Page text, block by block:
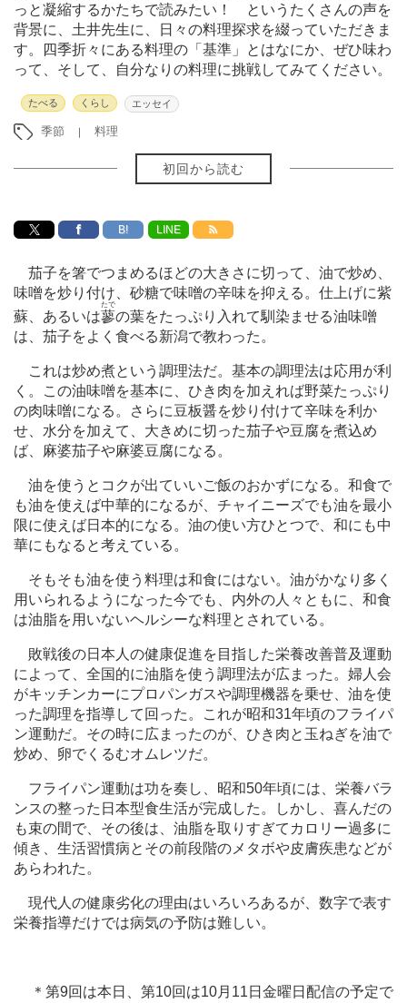
っと凝縮するかたちで読みたい！ というたくさんの声を
背景に、土井先生に、日々の料理探求を綴っていただきま
す。四季折々にある料理の「基準」とはなにか、ぜひ味わ
って、そして、自分なりの料理に挑戦してみてください。
たべる くらし エッセイ
季節 料理
初回から読む
B! LINE
茄子を箸でつまめるほどの大きさに切って、油で炒め、
味噌を炒り付け、砂糖で味噌の辛味を抑える。仕上げに紫
蘇、あるいは蓼
たで
の葉をたっぷり入れて馴染ませる油味噌
は、茄子をよく食べる新潟で教わった。
これは炒め煮という調理法だ。基本の調理法は応用が利
く。この油味噌を基本に、ひき肉を加えれば野菜たっぷり
の肉味噌になる。さらに豆板醤を炒り付けて辛味を利か
せ、水分を加えて、大きめに切った茄子や豆腐を煮込め
ば、麻婆茄子や麻婆豆腐になる。
油を使うとコクが出ていいご飯のおかずになる。和食で
も油を使えば中華的になるが、チャイニーズでも油を最小
限に使えば日本的になる。油の使い方ひとつで、和にも中
華にもなると考えている。
そもそも油を使う料理は和食にはない。油がかなり多く
用いられるようになった今でも、内外の人々ともに、和食
は油脂を用いないヘルシーな料理とされている。
敗戦後の日本人の健康促進を目指した栄養改善普及運動
によって、全国的に油脂を使う調理法が広まった。婦人会
がキッチンカーにプロパンガスや調理機器を乗せ、油を使
った調理を指導して回った。これが昭和31年頃のフライパ
ン運動だ。その時に広まったのが、ひき肉と玉ねぎを油で
炒め、卵でくるむオムレツだ。
フライパン運動は功を奏し、昭和50年頃には、栄養バラ
ンスの整った日本型食生活が完成した。しかし、喜んだの
も束の間で、その後は、油脂を取りすぎてカロリー過多に
傾き、生活習慣病とその前段階のメタボや皮膚疾患などが
あらわれた。
現代人の健康劣化の理由はいろいろあるが、数字で表す
栄養指導だけでは病気の予防は難しい。
＊第9回は本日、第10回は10月11日金曜日配信の予定で